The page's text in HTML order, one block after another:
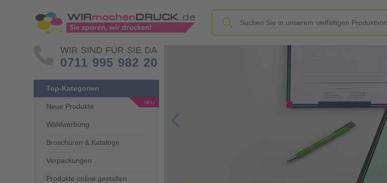
WIR SIND FÜR SIE DA
0711 995 982 20
Top-Kategorien
Neue Produkte
Wahlwerbung
Broschüren & Kataloge
Verpackungen
Produkte online gestalten
Go to Previous Slide